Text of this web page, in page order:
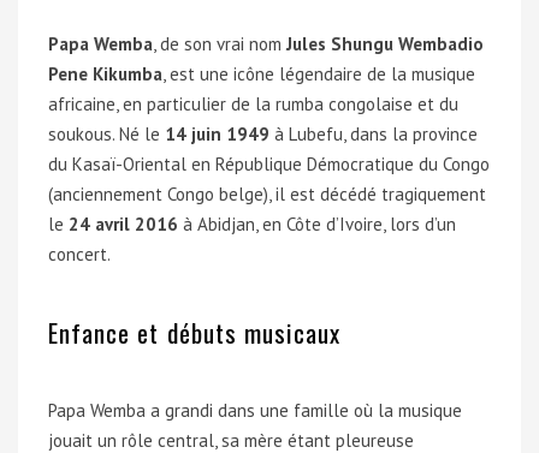
Papa Wemba, de son vrai nomJules Shungu Wembadio
Pene Kikumba, est une icône légendaire de la musique
africaine, en particulier de la rumba congolaise et du
soukous. Né le 14 juin 1949 à Lubefu, dans la province
du Kasaï-Oriental en République Démocratique du Congo
(anciennement Congo belge), il est décédé tragiquement
le 24 avril 2016 à Abidjan, en Côte d’Ivoire, lors d’un
concert.
Enfance et débuts musicaux
Papa Wemba a grandi dans une famille où la musique
jouait un rôle central, sa mère étant pleureuse